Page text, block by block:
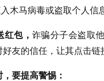
木马病毒或盗取个人信
红包，诈骗分子会盗取
友的信任，让其点击链
要提高警惕：